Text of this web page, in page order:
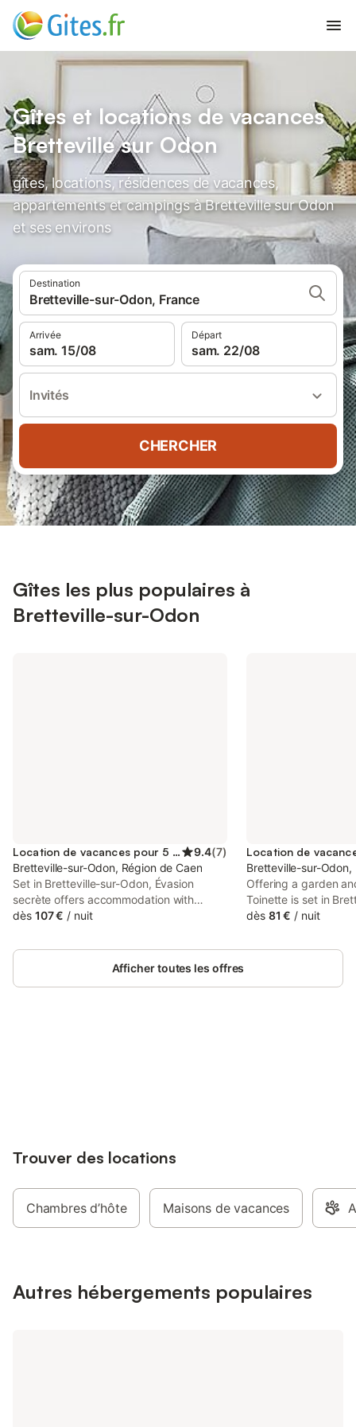
Gîtes et locations de vacances
Bretteville sur Odon
gîtes, locations, résidences de vacances,
appartements et campings à Bretteville sur Odon
et ses environs
Destination
Bretteville-sur-Odon, France
Arrivée
sam. 15/08
Départ
sam. 22/08
Invités
CHERCHER
Gîtes les plus populaires à
Bretteville-sur-Odon
Location de vacances pour 5 personnes 9.4(7)
Bretteville-sur-Odon, Région de Caen
Set in Bretteville-sur-Odon, Évasion
secrète offers accommodation with
private pool, free WiFi and free private
property has garden views and is 4.7 km
from Festyland and 8.2 km from Memorial
dès 107 € / nuit
Bretteville-sur-Odon,
Offering a garden
Toinette is set in
km from Michel
offers access to a
dès 81 € / nuit
Afficher toutes les offres
Trouver des locations
Chambres d’hôte Maisons de vacances
Autres hébergements populaires